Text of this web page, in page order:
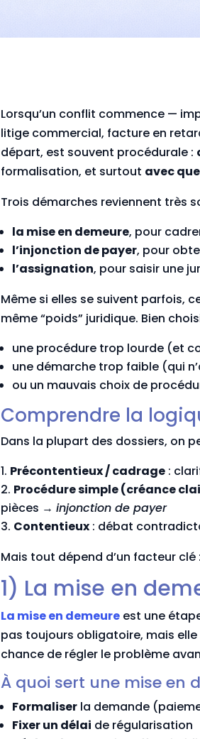
Lorsqu’un conflit commence —
litige commercial, facture en
départ, est souvent procédurale :
formalisation, et surtout avec
Trois démarches reviennent très
la mise en demeure, pour
l’injonction de payer, pour
l’assignation, pour saisir une
Même si elles se suivent parfois,
même “poids” juridique. Bien
une procédure trop lourde (et
une démarche trop faible (qui
ou un mauvais choix de
Comprendre la
Dans la plupart des dossiers, on
Précontentieux / cadrage:
Procédure simple (créance
pièces → injonction de payer
Contentieux: débat
Mais tout dépend d’un facteur clé :
1) La mise en
La mise en demeureest une
pas toujours obligatoire, mais
chance de régler le problème
À quoi sert une mise en
Formaliserla demande
Fixer un délai de régularisation